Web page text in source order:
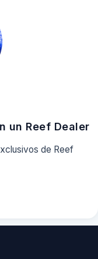
un Reef Dealer
de Reef